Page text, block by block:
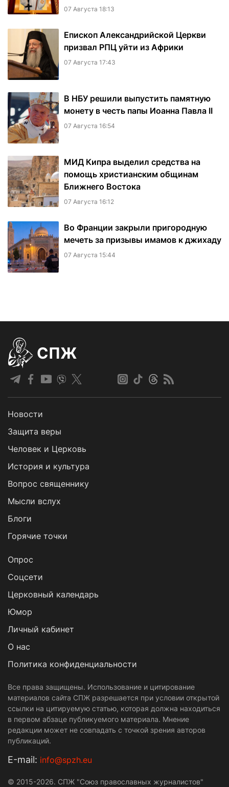
07 Августа 18:13
Епископ Александрийской Церкви
призвал РПЦ уйти из Африки
07 Августа 17:43
В НБУ решили выпустить памятную
монету в честь папы Иоанна Павла II
07 Августа 16:54
МИД Кипра выделил средства на
помощь христианским общинам
Ближнего Востока
07 Августа 16:12
Во Франции закрыли пригородную
мечеть за призывы имамов к джихаду
07 Августа 15:44
СПЖ
Новости
Защита веры
Человек и Церковь
История и культура
Вопрос священнику
Мысли вслух
Блоги
Горячие точки
Опрос
Cоцсети
Церковный календарь
Юмор
Личный кабинет
О нас
Политика конфиденциальности
Все права защищены. Использование и цитирование
материалов сайта СПЖ разрешается при условии открытой
ссылки на цитируемую статью, которая должна находиться
в первом абзаце публикуемого материала. Мнение
редакции может не совпадать с точкой зрения авторов
публикаций.
Е-mail: info@spzh.eu
© 2015-2026. СПЖ "Союз православных журналистов"